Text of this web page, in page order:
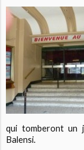
qui tomberont un
Balensi.